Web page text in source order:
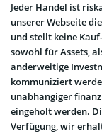
Jeder Handel ist
unserer Webseite
und stellt keine
sowohl für Assets,
anderweitige
kommuniziert
unabhängiger
eingeholt werden.
Verfügung, wir